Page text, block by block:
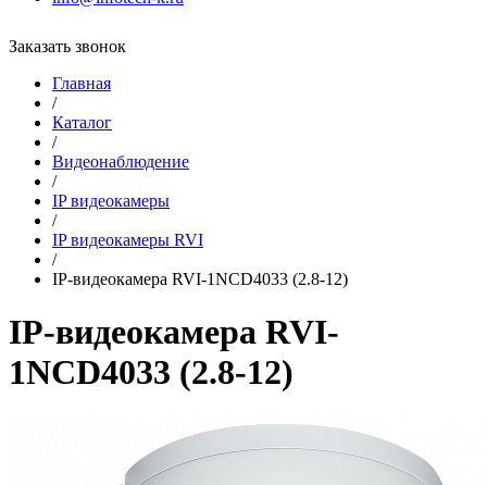
Заказать звонок
Главная
/
Каталог
/
Видеонаблюдение
/
IP видеокамеры
/
IP видеокамеры RVI
/
IP-видеокамера RVI-1NCD4033 (2.8-12)
IP-видеокамера RVI-
1NCD4033 (2.8-12)